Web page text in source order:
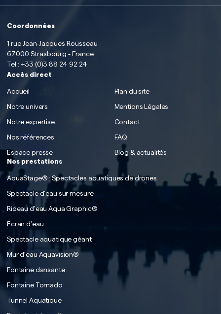
Coordonnées
1 rue Jean-Jacques Rousseau
67000 Strasbourg - France
Tel.: +33 (0)3 88 24 92 24
Accès direct
Accueil
Plan du site
Notre univers
Mentions Légales
Notre expertise
Contact
Nos références
FAQ
Espace presse
Blog & actualités
Nos prestations
AquaStage® : Spectacles aquatiques de drones
Spectacle d'eau sur mesure
Rideau d'eau Aqua Graphic®
Ecran d'eau
Spectacle aquatique géant
Mur d'eau Aquavision®
Fontaine dansante
Fontaine Tornado
Tunnel Aquatique